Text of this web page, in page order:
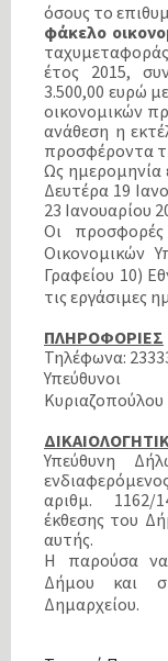
όσους το
φάκελο
έτος 2015,
3.500,00 ευρώ
οικονομικών
ανάθεση η
προσφέροντα
Ως ημερομηνία
Δευτέρα 19
23 Ιανουαρίου
Οι προσφορές
Οικονομικών
Γραφείου 10)
τις εργάσιμες
ΠΛΗΡΟΦΟΡΙΕΣ
Τηλέφωνα:
Υπεύθυνοι
Κυριαζοπούλου
Υπεύθυνη
αριθμ. 1162/
έκθεσης του
αυτής.
Η παρούσα να
Δήμου και
Δημαρχείου.